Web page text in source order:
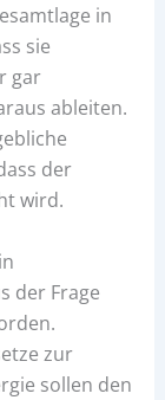
in
sie
gar
ableiten.
der
wird.
der Frage
zur
sollen den